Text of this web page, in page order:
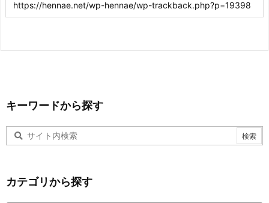
キーワードから探す
カテゴリから探す